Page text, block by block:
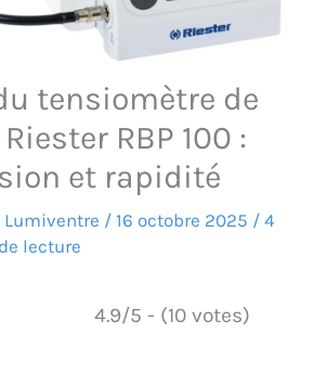
tensiomètre de
RBP 100 :
et rapidité
Lumiventre / 16 octobre 2025 / 4
lecture
4.9/5 - (10 votes)